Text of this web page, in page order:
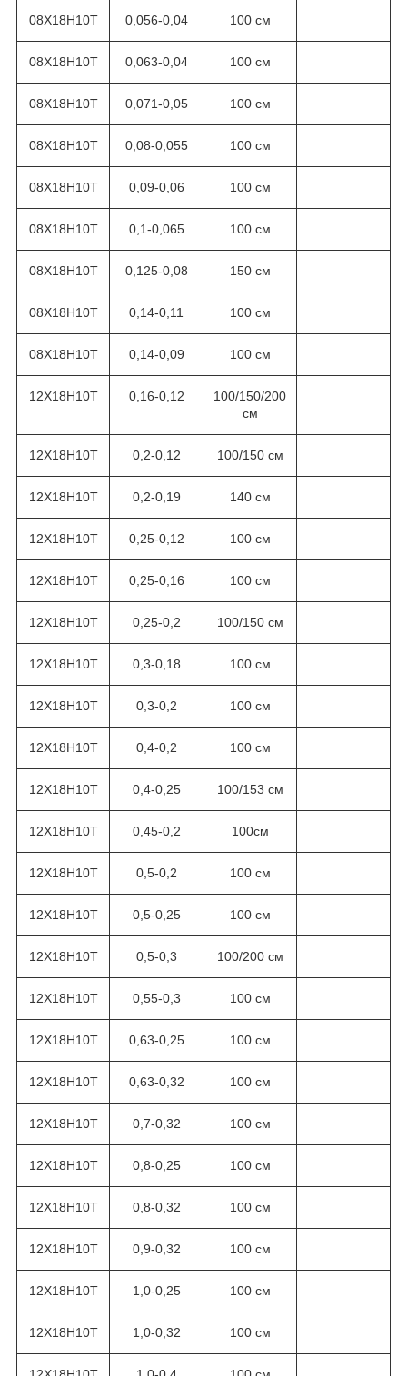
08Х18Н10Т 0,056-0,04 100 см
08Х18Н10Т 0,063-0,04 100 см
08Х18Н10Т 0,071-0,05 100 см
08Х18Н10Т 0,08-0,055 100 см
08Х18Н10Т 0,09-0,06 100 см
08Х18Н10Т 0,1-0,065 100 см
08Х18Н10Т 0,125-0,08 150 см
08Х18Н10Т 0,14-0,11 100 см
08Х18Н10Т 0,14-0,09 100 см
12Х18Н10Т 0,16-0,12
100/150/200
см
12Х18Н10Т 0,2-0,12 100/150 см
12Х18Н10Т 0,2-0,19 140 см
12Х18Н10Т 0,25-0,12 100 см
12Х18Н10Т 0,25-0,16 100 см
12Х18Н10Т 0,25-0,2 100/150 см
12Х18Н10Т 0,3-0,18 100 см
12Х18Н10Т 0,3-0,2 100 см
12Х18Н10Т 0,4-0,2 100 см
12Х18Н10Т 0,4-0,25 100/153 см
12Х18Н10Т 0,45-0,2 100см
12Х18Н10Т 0,5-0,2 100 см
12Х18Н10Т 0,5-0,25 100 см
12Х18Н10Т 0,5-0,3 100/200 см
12Х18Н10Т 0,55-0,3 100 см
12Х18Н10Т 0,63-0,25 100 см
12Х18Н10Т 0,63-0,32 100 см
12Х18Н10Т 0,7-0,32 100 см
12Х18Н10Т 0,8-0,25 100 см
12Х18Н10Т 0,8-0,32 100 см
12Х18Н10Т 0,9-0,32 100 см
12Х18Н10Т 1,0-0,25 100 см
12Х18Н10Т 1,0-0,32 100 см